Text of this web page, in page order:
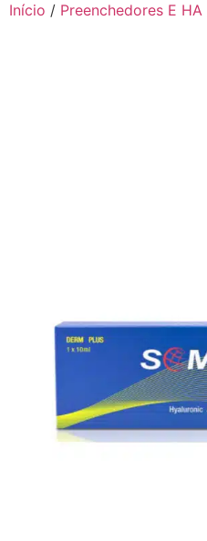
Início / Preenchedores E HA